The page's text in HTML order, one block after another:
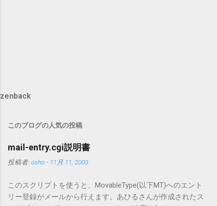
zenback
このブログの人気の投稿
mail-entry.cgi説明書
投稿者: osho - 11月 11, 2003
このスクリプトを使うと、MovableType(以下MT)へのエント
リー登録がメールから行えます。あひるさんが作成されたス